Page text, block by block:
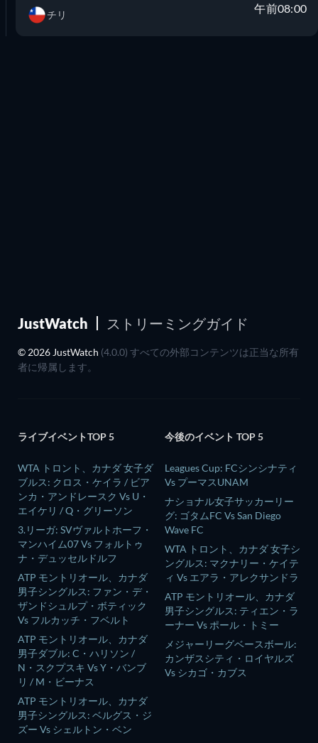
チリ 午前08:00
JustWatch ストリーミングガイド
© 2026 JustWatch (4.0.0) すべての外部コンテンツは正当な所有
者に帰属します。
ライブイベントTOP 5
WTA トロント、カナダ 女子ダ
ブルス: クロス・ケイラ / ビア
ンカ・アンドレースク Vs U・
エイケリ / Q・グリーソン
3.リーガ: SVヴァルトホーフ・
マンハイム07 Vs フォルトゥ
ナ・デュッセルドルフ
ATP モントリオール、カナダ
男子シングルス: ファン・デ・
ザンドシュルプ・ボティック
Vs フルカッチ・フベルト
ATP モントリオール、カナダ
男子ダブル: C・ハリソン /
N・スクプスキ Vs Y・バンブ
リ / M・ビーナス
ATP モントリオール、カナダ
男子シングルス: ベルグス・ジ
ズー Vs シェルトン・ベン
今後のイベント TOP 5
Leagues Cup: FCシンシナティ
Vs プーマスUNAM
ナショナル女子サッカーリー
グ: ゴタムFC Vs San Diego
Wave FC
WTA トロント、カナダ 女子シ
ングルス: マクナリー・ケイテ
ィ Vs エアラ・アレクサンドラ
ATP モントリオール、カナダ
男子シングルス: ティエン・ラ
ーナー Vs ポール・トミー
メジャーリーグベースボール:
カンザスシティ・ロイヤルズ
Vs シカゴ・カブス